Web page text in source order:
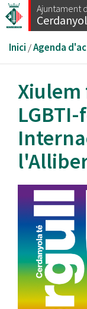
Vés
al
Ajuntament
Esteu
aquí
Inici /Agenda
Xiulem